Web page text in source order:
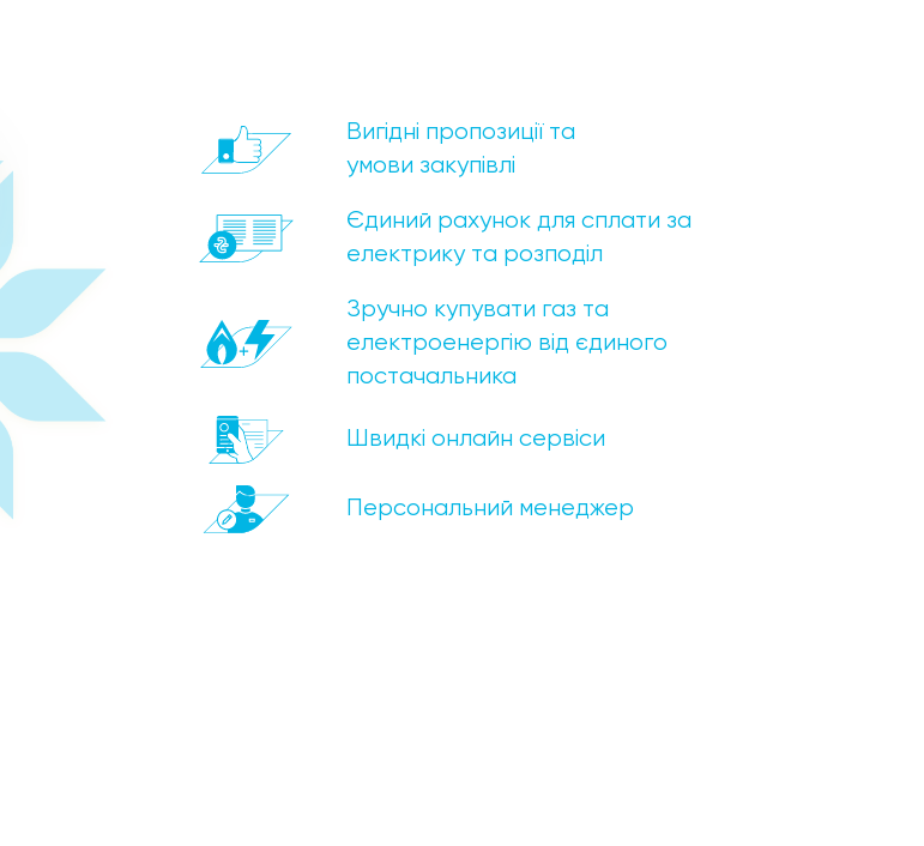
Вигідні пропозиції та
умови закупівлі
Єдиний рахунок для сплати за
електрику та розподіл
Зручно купувати газ та
електроенергію від єдиного
постачальника
Швидкі онлайн сервіси
Персональний менеджер